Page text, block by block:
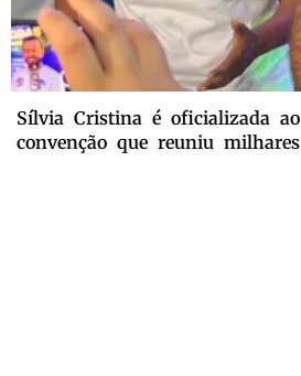
Sílvia Cristina é oficializada
convenção que reuniu